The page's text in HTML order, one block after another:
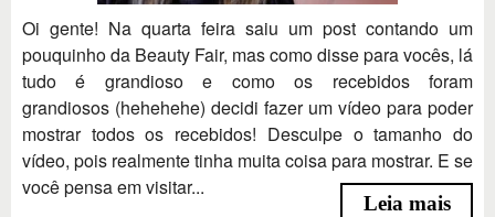
Oi gente! Na quarta feira saiu um post contando um
pouquinho da Beauty Fair, mas como disse para vocês, lá
tudo é grandioso e como os recebidos foram
grandiosos (hehehehe) decidi fazer um vídeo para poder
mostrar todos os recebidos! Desculpe o tamanho do
vídeo, pois realmente tinha muita coisa para mostrar. E se
você pensa em visitar...
Leia mais